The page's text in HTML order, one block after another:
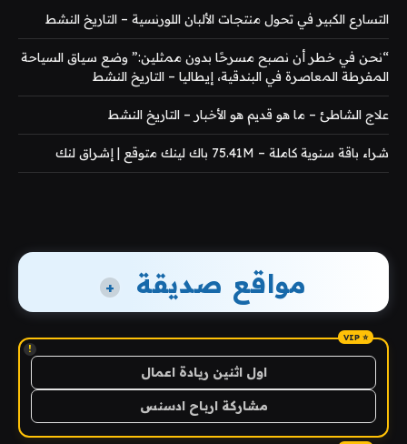
التسارع الكبير في تحول منتجات الألبان اللورنسية – التاريخ النشط
“نحن في خطر أن نصبح مسرحًا بدون ممثلين:” وضع سياق السياحة
المفرطة المعاصرة في البندقية، إيطاليا – التاريخ النشط
علاج الشاطئ – ما هو قديم هو الأخبار – التاريخ النشط
شراء باقة سنوية كاملة – 75.41M باك لينك متوقع | إشراق لنك
مواقع صديقة +
!
اول اثنين ريادة اعمال
مشاركة ارباح ادسنس